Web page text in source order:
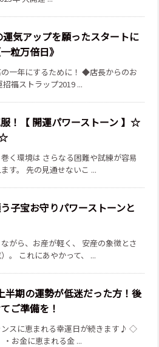
気アップを願ったスタートに
粒万倍日》
一年にするために！ ◆店長からのお
福ストラップ2019 ...
！【 開運パワーストーン 】☆
く環境は さらなる困難や試練が容易
す。 先の見通せないこ ...
子宝お守りパワーストーンと
がら、お産が軽く、 安産の象徴とさ
。 これにあやかって、 ...
半期の運勢が低迷だった方！後
ご準備を！
ンスに恵まれる幸運日が続きます♪ ◇
・お金に恵まれる金 ...